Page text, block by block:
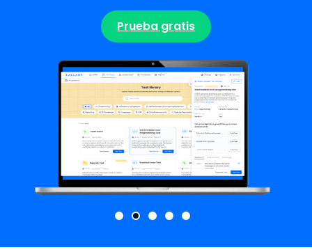
Prueba gratis